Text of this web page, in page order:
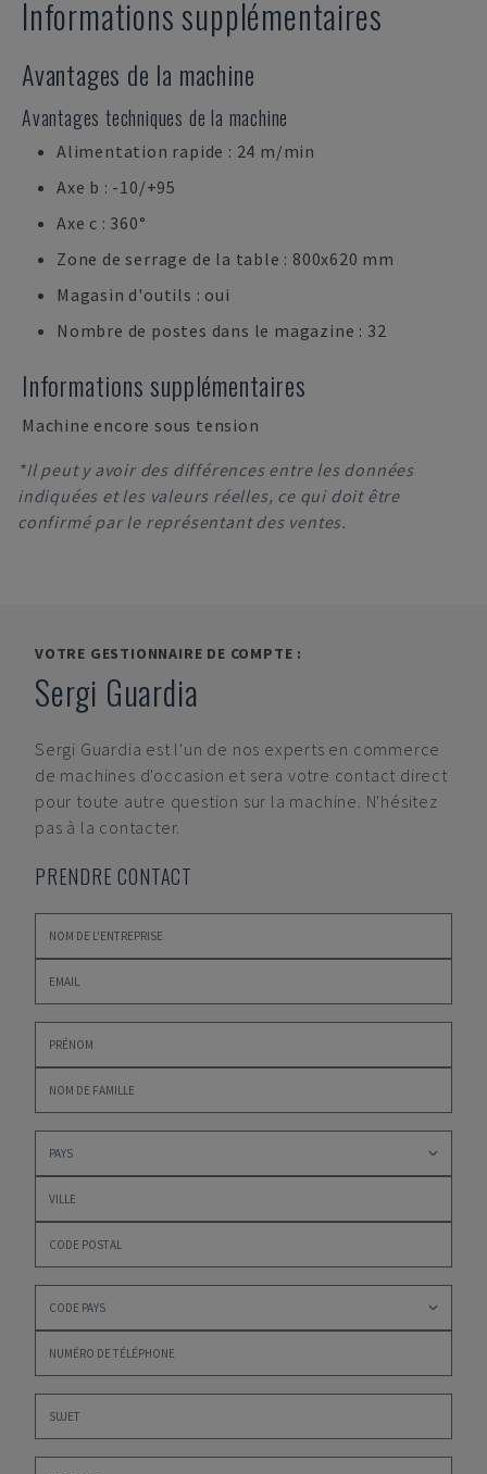
Informations supplémentaires
Avantages de la machine
Avantages techniques de la machine
Alimentation rapide : 24 m/min
Axe b : -10/+95
Axe c : 360°
Zone de serrage de la table : 800x620 mm
Magasin d'outils : oui
Nombre de postes dans le magazine : 32
Informations supplémentaires
Machine encore sous tension
*Il peut y avoir des différences entre les données
indiquées et les valeurs réelles, ce qui doit être
confirmé par le représentant des ventes.
VOTRE GESTIONNAIRE DE COMPTE :
Sergi Guardia
Sergi Guardia est l'un de nos experts en commerce
de machines d'occasion et sera votre contact direct
pour toute autre question sur la machine. N'hésitez
pas à la contacter.
PRENDRE CONTACT